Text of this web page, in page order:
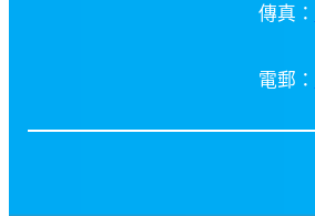
傳真：
電郵：